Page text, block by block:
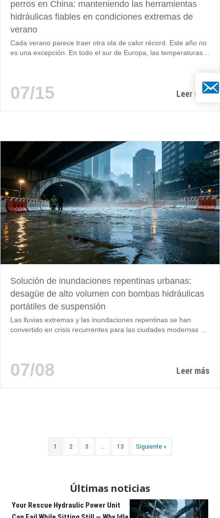
perros en China: manteniendo las herramientas
hidráulicas fiables en condiciones extremas de
verano
Cada verano parece traer otra ola de calor récord. Este año no
es una excepción. En todo el sur de Europa, las temperaturas
disparado, las redes eléctricas han sufrido una enorme presión
y, en algunas regiones, los operadores han advertido sobre el
potencial...
07/15 Leer más
Solución de inundaciones repentinas urbanas:
desagüe de alto volumen con bombas hidráulicas
portátiles de suspensión
Las lluvias extremas y las inundaciones repentinas se han
convertido en crisis recurrentes para las ciudades modernas de
sótanos residenciales se llenan rápidamente con agua turbia
mezclada con barro, arena, ramas caídas, residuos plásticos y
escombros de la construcción. Soluciones tradicionales de
07/08 Leer más
1 2 3 … 13 Siguiente »
Últimas noticias
Your Rescue Hydraulic Power Unit